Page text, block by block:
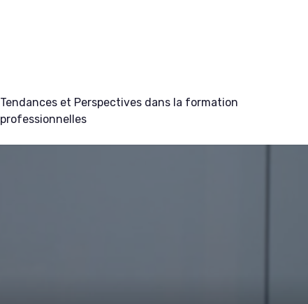
Tendances et Perspectives dans la formation
professionnelles